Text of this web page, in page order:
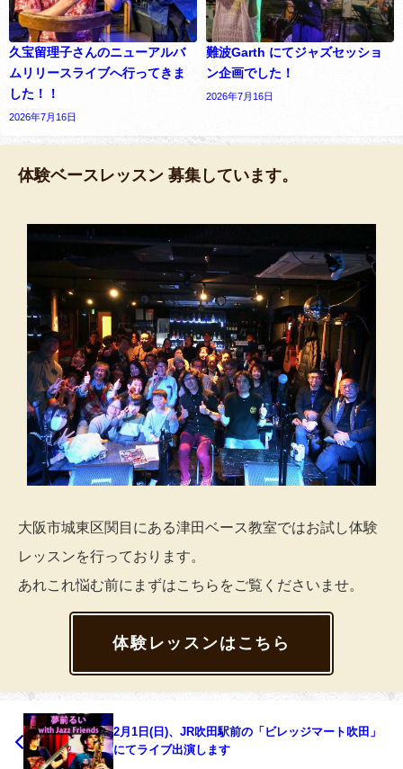
久宝留理子さんのニューアルバ
ムリリースライブへ行ってきま
した！！
2026年7月16日
難波Garth にてジャズセッショ
ン企画でした！
2026年7月16日
体験ベースレッスン 募集しています。
大阪市城東区関目にある津田ベース教室ではお試し体験
レッスンを行っております。
あれこれ悩む前にまずはこちらをご覧くださいませ。
体験レッスンはこちら
2月1日(日)、JR吹田駅前の「ビレッジマート吹田」
にてライブ出演します